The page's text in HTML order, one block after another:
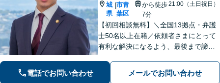
城
県
|市青
葉区
から徒歩
7分
21:00（土日祝日）
【初回相談無料】＼全国13拠点・弁護
士50名以上在籍／依頼者さまにとって
有利な解決になるよう、最後まで諦め
題/相続/交通事故/刑事事件など、ご相
談ください【夜間・休日対応】
電話でお問い合わせ メールでお問い合わせ